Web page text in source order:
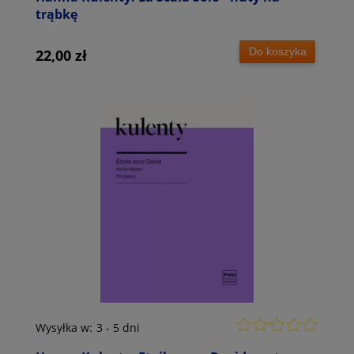
trąbkę
22,00 zł Do koszyka
Wysyłka w: 3 - 5 dni